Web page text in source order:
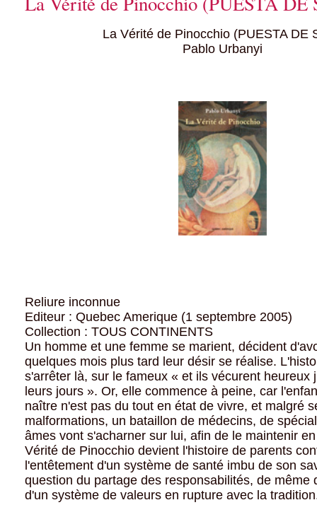
La Vérité de Pinocchio (PUESTA DE
Pablo Urbanyi
Reliure inconnue
Editeur : Quebec Amerique (1 septembre 2005)
Collection : TOUS CONTINENTS
Un homme et une femme se marient, décident
quelques mois plus tard leur désir se réalise.
s'arrêter là, sur le fameux « et ils vécurent heureux
leurs jours ». Or, elle commence à peine, car
naître n'est pas du tout en état de vivre, et malgré
malformations, un bataillon de médecins, de
âmes vont s'acharner sur lui, afin de le maintenir
Vérité de Pinocchio devient l'histoire de parents
l'entêtement d'un système de santé imbu de son
question du partage des responsabilités, de même
d'un système de valeurs en rupture avec la